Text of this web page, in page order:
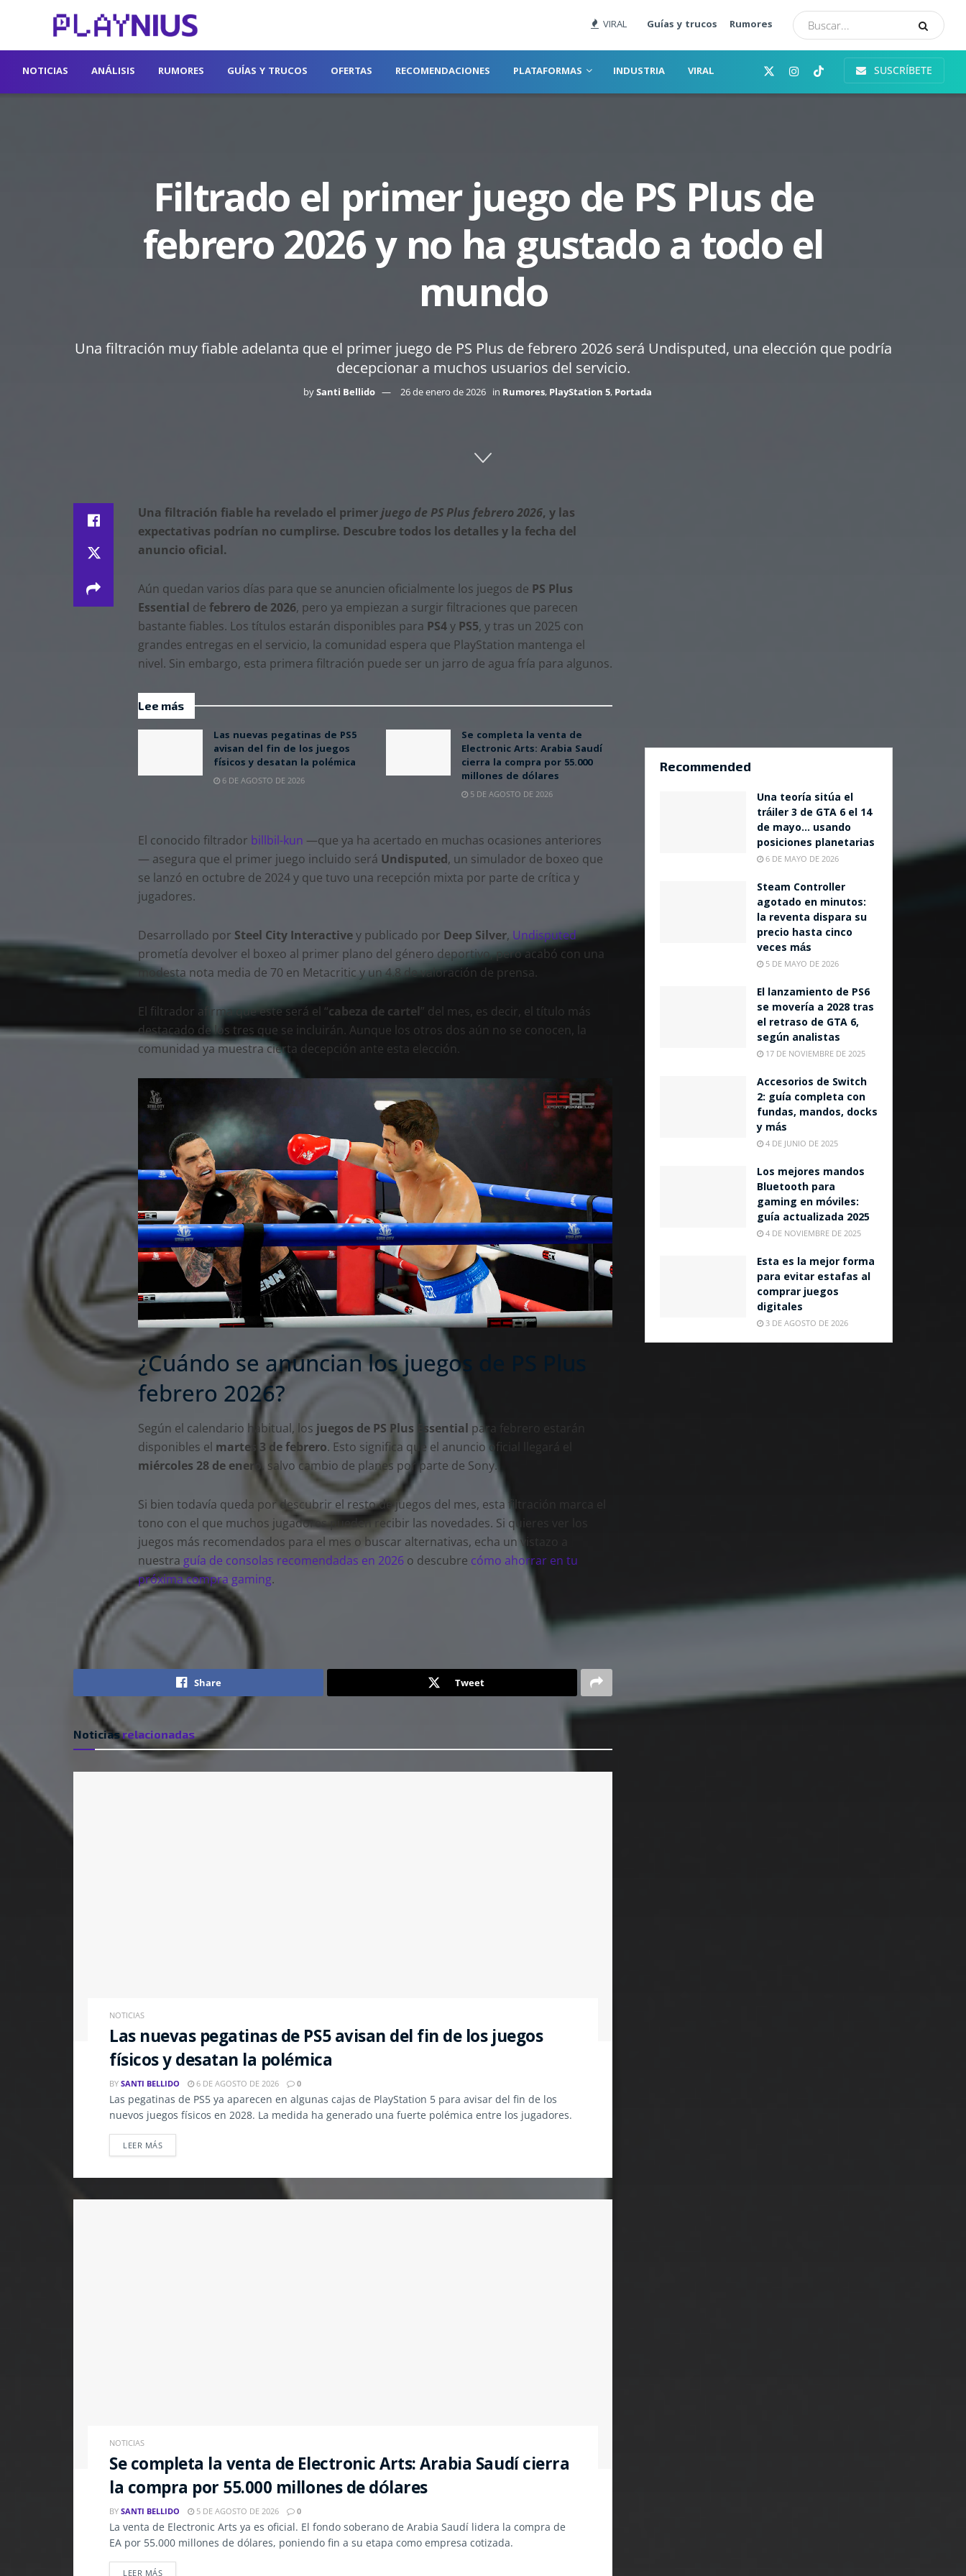
VIRAL Guías y trucos Rumores
NOTICIAS ANÁLISIS RUMORES GUÍAS Y TRUCOS OFERTAS RECOMENDACIONES PLATAFORMAS INDUSTRIA VIRAL SUSCRÍBETE
Filtrado el primer juego de PS Plus de
febrero 2026 y no ha gustado a todo el
mundo
Una filtración muy fiable adelanta que el primer juego de PS Plus de febrero 2026 será Undisputed, una elección que podría
decepcionar a muchos usuarios del servicio.
bySanti Bellido 26 de enero de 2026 in Rumores, PlayStation 5, Portada
Una filtración fiable ha revelado el primerjuego de PS Plus febrero 2026, y las
expectativas podrían no cumplirse. Descubre todos los detalles y la fecha del
anuncio oficial.
Aún quedan varios días para que se anuncien oficialmente los juegos de PS Plus
Essential de febrero de 2026, pero ya empiezan a surgir filtraciones que parecen
bastante fiables. Los títulos estarán disponibles para PS4y PS5, y tras un 2025 con
grandes entregas en el servicio, la comunidad espera que PlayStation mantenga el
nivel. Sin embargo, esta primera filtración puede ser un jarro de agua fría para algunos.
Lee más
Las nuevas pegatinas de PS5
avisan del fin de los juegos
físicos y desatan la polémica
6 DE AGOSTO DE 2026
Se completa la venta de
Electronic Arts: Arabia Saudí
cierra la compra por 55.000
millones de dólares
5 DE AGOSTO DE 2026
El conocido filtrador billbil-kun —que ya ha acertado en muchas ocasiones anteriores
— asegura que el primer juego incluido será Undisputed, un simulador de boxeo que
se lanzó en octubre de 2024 y que tuvo una recepción mixta por parte de crítica y
jugadores.
Desarrollado por Steel City Interactivey publicado por Deep Silver, Undisputed
prometía devolver el boxeo al primer plano del género deportivo, pero acabó con una
modesta nota media de 70 en Metacritic y un 4.8 de valoración de prensa.
El filtrador afirma que este será el “cabeza de cartel” del mes, es decir, el título más
destacado de los tres que se incluirán. Aunque los otros dos aún no se conocen, la
comunidad ya muestra cierta decepción ante esta elección.
¿Cuándo se anuncian los juegos de PS Plus
febrero 2026?
Según el calendario habitual, los juegos de PS Plus Essential para febrero estarán
disponibles el martes 3 de febrero. Esto significa que el anuncio oficial llegará el
miércoles 28 de enero, salvo cambio de planes por parte de Sony.
Si bien todavía queda por descubrir el resto de juegos del mes, esta filtración marca el
tono con el que muchos jugadores pueden recibir las novedades. Si quieres ver los
juegos más recomendados para el mes o buscar alternativas, echa un vistazo a
nuestra guía de consolas recomendadas en 2026 o descubre cómo ahorrar en tu
próxima compra gaming.
Share Tweet
Noticiasrelacionadas
NOTICIAS
Las nuevas pegatinas de PS5 avisan del fin de los juegos
físicos y desatan la polémica
BY SANTI BELLIDO 6 DE AGOSTO DE 2026 0
Las pegatinas de PS5 ya aparecen en algunas cajas de PlayStation 5 para avisar del fin de los
nuevos juegos físicos en 2028. La medida ha generado una fuerte polémica entre los jugadores.
LEER MÁS
NOTICIAS
Se completa la venta de Electronic Arts: Arabia Saudí cierra
la compra por 55.000 millones de dólares
BY SANTI BELLIDO 5 DE AGOSTO DE 2026 0
La venta de Electronic Arts ya es oficial. El fondo soberano de Arabia Saudí lidera la compra de
EA por 55.000 millones de dólares, poniendo fin a su etapa como empresa cotizada.
LEER MÁS
Recommended
Una teoría sitúa el
tráiler 3 de GTA 6 el 14
de mayo… usando
posiciones planetarias
6 DE MAYO DE 2026
Steam Controller
agotado en minutos:
la reventa dispara su
precio hasta cinco
veces más
5 DE MAYO DE 2026
El lanzamiento de PS6
se movería a 2028 tras
el retraso de GTA 6,
según analistas
17 DE NOVIEMBRE DE 2025
Accesorios de Switch
2: guía completa con
fundas, mandos, docks
y más
4 DE JUNIO DE 2025
Los mejores mandos
Bluetooth para
gaming en móviles:
guía actualizada 2025
4 DE NOVIEMBRE DE 2025
Esta es la mejor forma
para evitar estafas al
comprar juegos
digitales
3 DE AGOSTO DE 2026